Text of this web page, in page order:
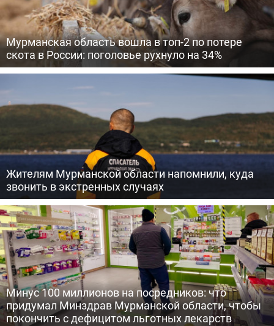
Мурманская область вошла в топ-2 по потере
скота в России: поголовье рухнуло на 34%
Жителям Мурманской области напомнили, куда
звонить в экстренных случаях
Минус 100 миллионов на посредников: что
придумал Минздрав Мурманской области, чтобы
покончить с дефицитом льготных лекарств